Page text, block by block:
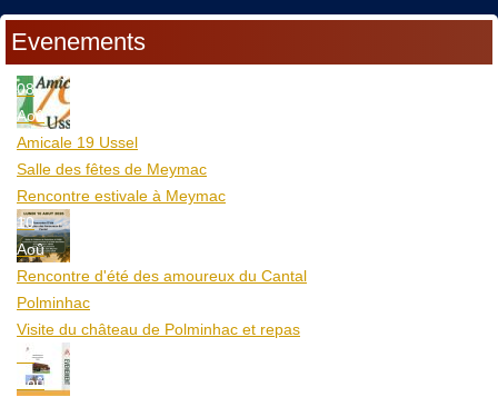
Evenements
08
Aoû
Amicale 19 Ussel
Salle des fêtes de Meymac
Rencontre estivale à Meymac
10
Aoû
Rencontre d'été des amoureux du Cantal
Polminhac
Visite du château de Polminhac et repas
12
Aoû